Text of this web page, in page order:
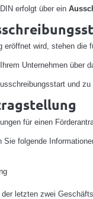
erfolgt über ein
eröffnet wird, stehen die
Unternehmen über
und
für einen
Sie folgende
letzten zwei